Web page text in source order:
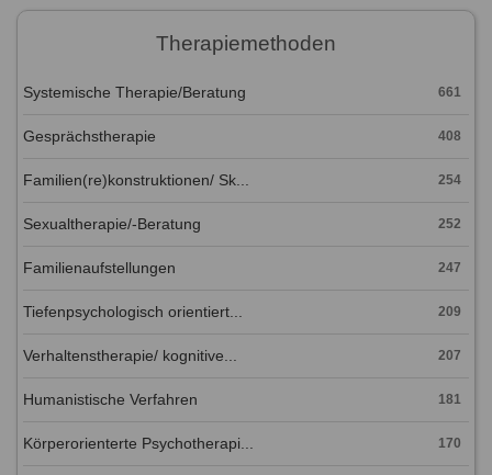
Therapiemethoden
Systemische Therapie/Beratung 661
Gesprächstherapie 408
Familien(re)konstruktionen/ Sk... 254
Sexualtherapie/-Beratung 252
Familienaufstellungen 247
Tiefenpsychologisch orientiert... 209
Verhaltenstherapie/ kognitive... 207
Humanistische Verfahren 181
Körperorienterte Psychotherapi... 170